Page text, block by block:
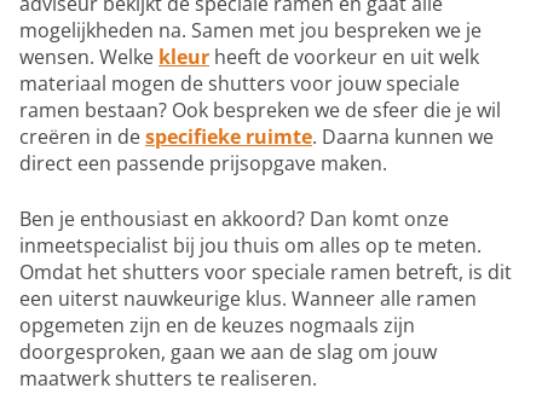
mogelijkheden na. Samen met jou bespreken we je
wensen. Welke kleur heeft de voorkeur en uit welk
materiaal mogen de shutters voor jouw speciale
ramen bestaan? Ook bespreken we de sfeer die je wil
creëren in despecifieke ruimte. Daarna kunnen we
direct een passende prijsopgave maken.
Ben je enthousiast en akkoord? Dan komt onze
inmeetspecialist bij jou thuis om alles op te meten.
Omdat het shutters voor speciale ramen betreft, is dit
een uiterst nauwkeurige klus. Wanneer alle ramen
opgemeten zijn en de keuzes nogmaals zijn
doorgesproken, gaan we aan de slag om jouw
maatwerk shutters te realiseren.